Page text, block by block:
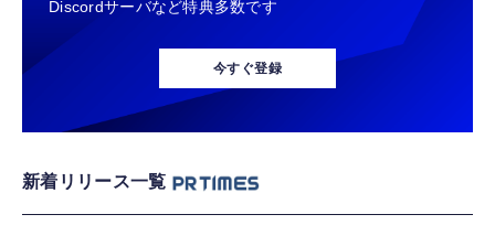
Discordサーバなど特典多数です
今すぐ登録
新着リリース一覧